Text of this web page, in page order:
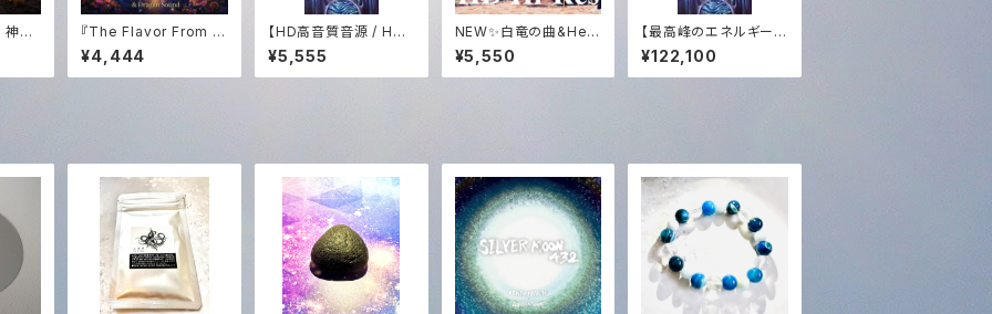
聖
Sou
『The Flavor From T
he Oasis -432Hz R
emastered Edition
-』
¥4,444
【HD高音質音源 / HD
Audio】白き鳳凰の歌
─ The Song of The
White Phoenix (432
¥5,555
NEW✨白竜の曲&Her
e I am京都ライブHDハ
イレゾWAV音源✨Sola
ra&NOGI声入り✨
¥5,550
【最高峰のエネルギー
交換】エジプト奉納支援
─ 映像＆白鳳凰ソング
＋ 過去全150曲コンプ
mplete 150-Song Di
scography
¥122,100